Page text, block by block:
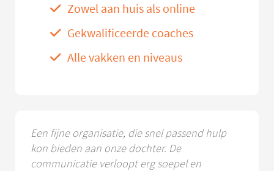
Zowel aan huis als online
Gekwalificeerde coaches
Alle vakken en niveaus
Een fijne organisatie, die snel passend hulp
kon bieden aan onze dochter. De
communicatie verloopt erg soepel en